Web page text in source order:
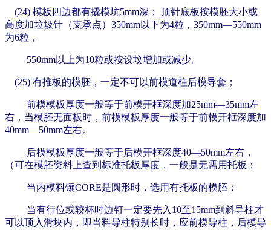
(24) 模板四边都有撬模坑5mm深； 顶针底板按模胚大小或
高度加垃圾针（支承点）350mm以下为4粒， 350mm—550mm
为6粒，
550mm以上为10粒或按设坟增加或减少。
(25) 有推板的模胚，一定不可以前模道柱后模导套；
前模模板厚度一般等于前模开框深度加25mm—35mm左
右，当模胚无面板时，前模模板厚度一般等于前模开框深度加
40mm—50mm左右。
后模模板厚度一般等于后模开框深度40—50mm左右，
（可在模胚资料上查到标准托板厚度，一般是无需用托板；
当内模料镶CORE是圆形时，选用有托板的模胚；
当有行位或较杯时边钉一定要先入10至15mm到斜导柱才
可以顶入滑块内，即当料导柱特别长时，应前模导柱，后模导